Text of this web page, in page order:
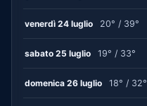
venerdì 24 luglio 20° / 39°
sabato 25 luglio 19° / 33°
domenica 26 luglio 18° / 32°